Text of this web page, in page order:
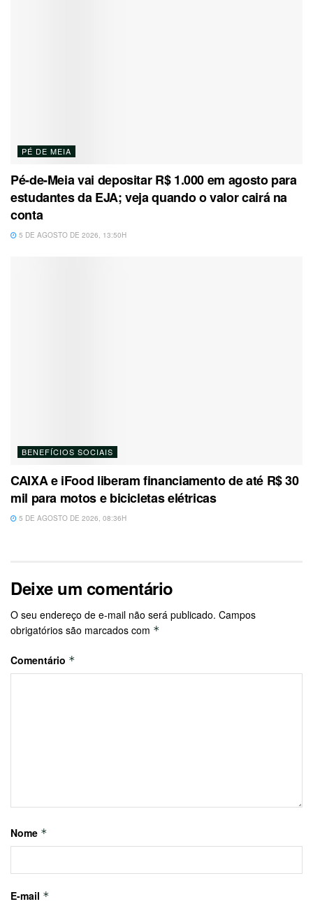
PÉ DE MEIA
Pé-de-Meia vai depositar R$ 1.000 em agosto para
estudantes da EJA; veja quando o valor cairá na
conta
5 DE AGOSTO DE 2026, 13:50H
BENEFÍCIOS SOCIAIS
CAIXA e iFood liberam financiamento de até R$ 30
mil para motos e bicicletas elétricas
5 DE AGOSTO DE 2026, 08:36H
Deixe um comentário
O seu endereço de e-mail não será publicado. Campos
obrigatórios são marcados com *
Comentário *
Nome *
E-mail *